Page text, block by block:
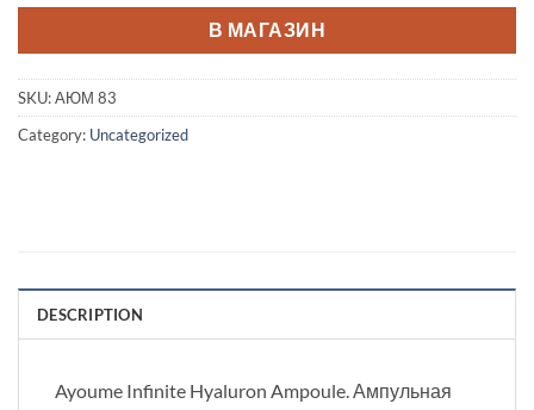
В МАГАЗИН
SKU:АЮМ 83
Category: Uncategorized
DESCRIPTION
Ayoume Infinite Hyaluron Ampoule. Ампульная